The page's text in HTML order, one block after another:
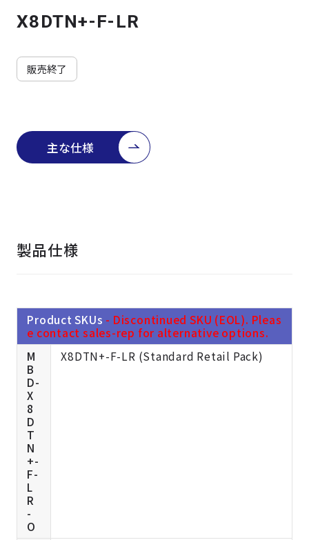
よくある質問
X8DTN+-F-LR
販売終了
主な仕様
製品仕様
Product SKUs - Discontinued SKU (EOL). Pleas
e contact sales-rep for alternative options.
M
B
D-
X
8
D
T
N
+-
F-
L
R
-
O
X8DTN+-F-LR (Standard Retail Pack)